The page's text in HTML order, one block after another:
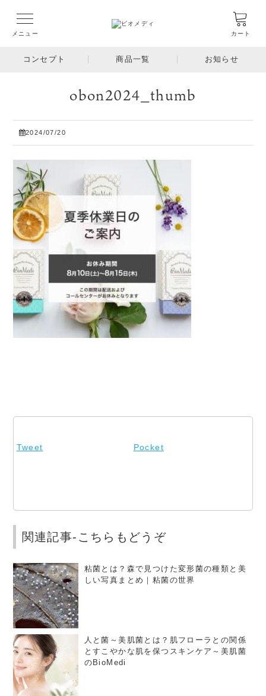
メニュー カート
コンセプト 商品一覧 お知らせ
obon2024_thumb
2024/07/20
Tweet Pocket
関連記事-こちらもどうぞ
粘菌とは？森で見つけた変形菌の種類と美
しい写真まとめ｜粘菌の世界
人と菌～美肌菌とは？肌フローラとの関係
とすこやかな肌を保つスキンケア～美肌菌
のBioMedi